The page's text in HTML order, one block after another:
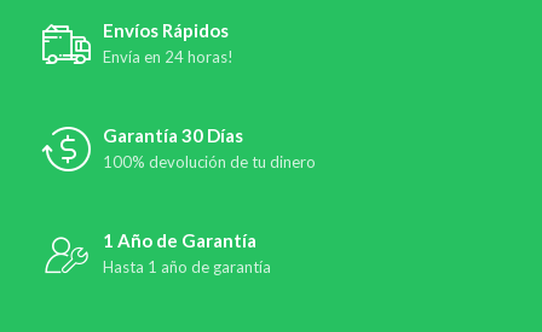
Envíos Rápidos
Envía en 24 horas!
Garantía 30 Días
100% devolución de tu dinero
1 Año de Garantía
Hasta 1 año de garantía